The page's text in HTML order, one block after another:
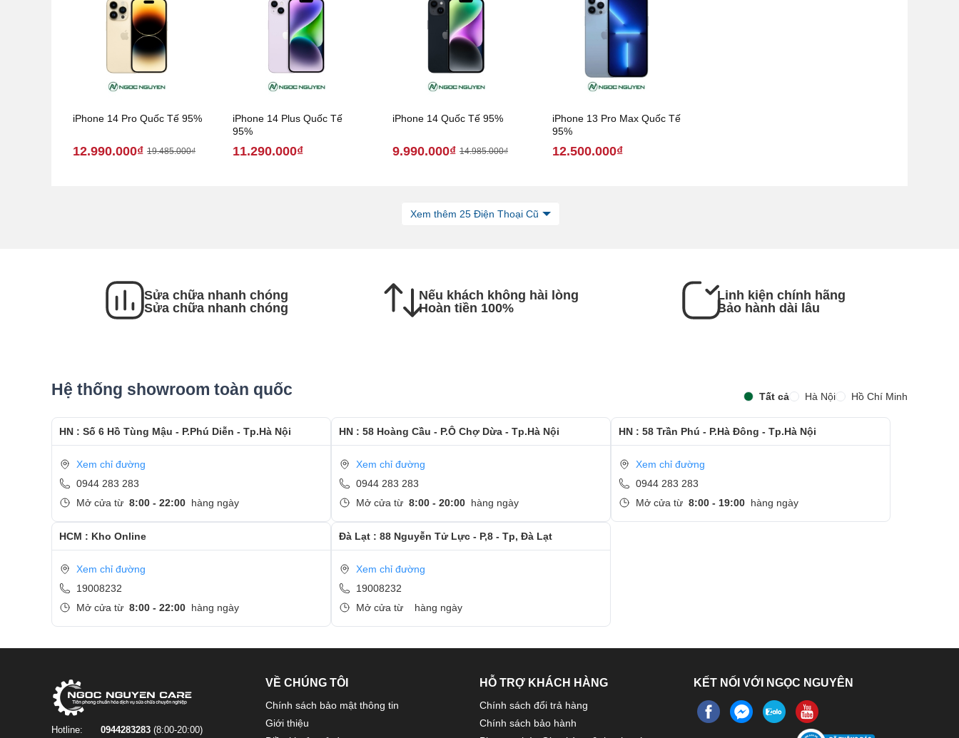
iPhone 14 Pro Quốc Tế 95%
12.990.000₫ 19.485.000₫
iPhone 14 Plus Quốc Tế
95%
11.290.000₫
iPhone 14 Quốc Tế 95%
9.990.000₫ 14.985.000₫
iPhone 13 Pro Max Quốc Tế
95%
12.500.000₫
Xem thêm 25 Điện Thoại Cũ
Sửa chữa nhanh chóng
Sửa chữa nhanh chóng
Nếu khách không hài lòng
Hoàn tiền 100%
Linh kiện chính hãng
Bảo hành dài lâu
Hệ thống showroom toàn quốc Tất cả Hà Nội Hồ Chí Minh
HN : Số 6 Hồ Tùng Mậu - P.Phú Diễn - Tp.Hà Nội
Xem chỉ đường
0944 283 283
Mở cửa từ 8:00 - 22:00 hàng ngày
HN : 58 Hoàng Cầu - P.Ô Chợ Dừa - Tp.Hà Nội
Xem chỉ đường
0944 283 283
Mở cửa từ 8:00 - 20:00 hàng ngày
HN : 58 Trần Phú - P.Hà Đông - Tp.Hà Nội
Xem chỉ đường
0944 283 283
Mở cửa từ 8:00 - 19:00 hàng ngày
HCM : Kho Online
Xem chỉ đường
19008232
Mở cửa từ 8:00 - 22:00 hàng ngày
Đà Lạt : 88 Nguyễn Tử Lực - P,8 - Tp, Đà Lạt
Xem chỉ đường
19008232
Mở cửa từ
hàng ngày
Hotline: 0944283283 (8:00-20:00)
VỀ CHÚNG TÔI
Chính sách bảo mật thông tin
Giới thiệu
HỖ TRỢ KHÁCH HÀNG
Chính sách đổi trả hàng
Chính sách bảo hành
KẾT NỐI VỚI NGỌC NGUYÊN